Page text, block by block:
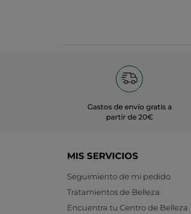
Gastos de envío gratis a
partir de 20€
MIS SERVICIOS
Seguimiento de mi pedido
Tratamientos de Belleza
Encuentra tu Centro de Belleza